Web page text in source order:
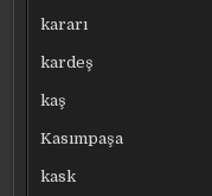
kararı
kardeş
kaş
Kasımpaşa
kask